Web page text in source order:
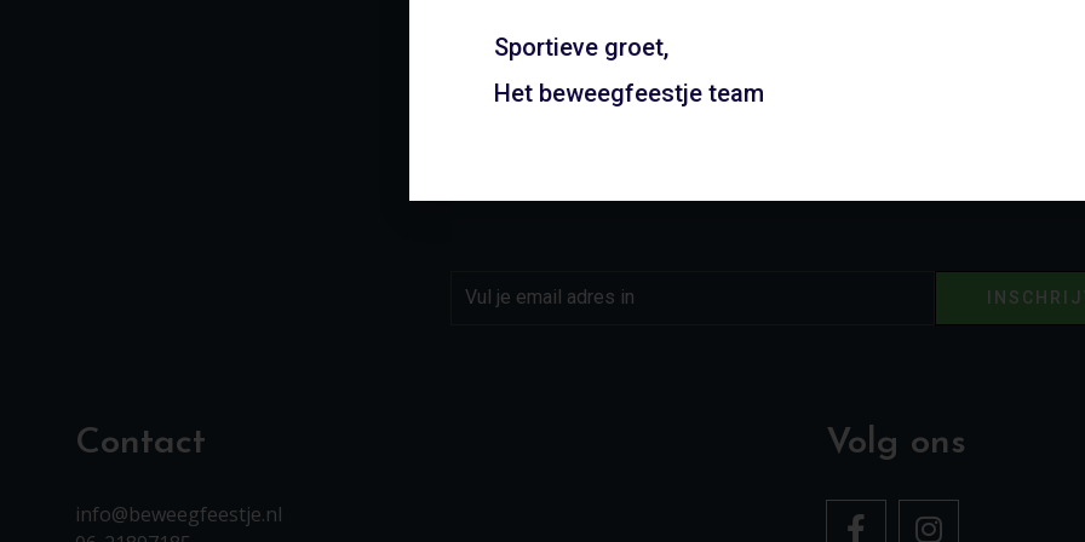
Schrijf je in voor onze nieuwsbrief
Contact
info@beweegfeestje.nl
Volg ons
Sportieve groet,
Het beweegfeestje team